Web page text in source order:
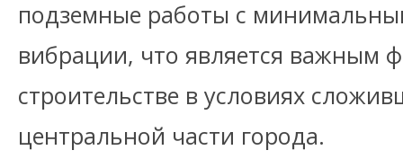
подземные работы с
вибрации, что является важным
строительстве в условиях
центральной части города.